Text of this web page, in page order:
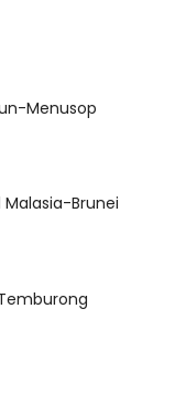
Menusop
Brunei